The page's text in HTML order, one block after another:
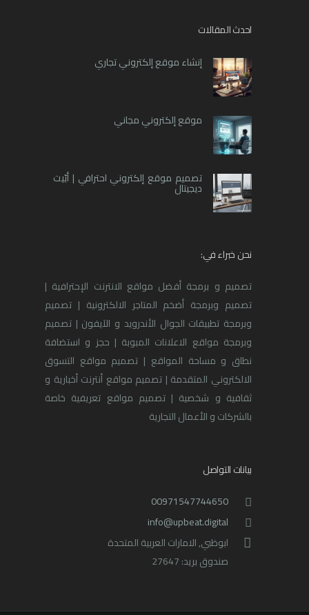
احدث المقالات
إنشاء موقع إلكتروني تجاري
موقع إلكتروني مجاني
تصميم موقع إلكتروني احترافي | أبّيت
ديجيتال
نحن خبراء في:
تصميم و برمجة أفضل مواقع الانترنت الإحترافية |
تصميم وبرمجة أضخم المتاجر الالكترونية | تصميم
وبرمجة تطبيقات الجوال الأندرويد و الآيفون | تصميم
وبرمجة مواقع الاعلانات المبوبة | حجز و استضافة
نطاق و مساحة المواقع | تصميم مواقع التسوق
الالكتروني المتقدمة | تصميم مواقع أنترنت أخبارية و
ثقافية و شخصية | تصميم مواقع تعريفية خاصة
بالشركات و الأعمال التجارية
بيانات التواصل
00971547744650
info@upbeat.digital
ابوظبي, الامارات العربية المتحدة
صندوق بريد: 27647